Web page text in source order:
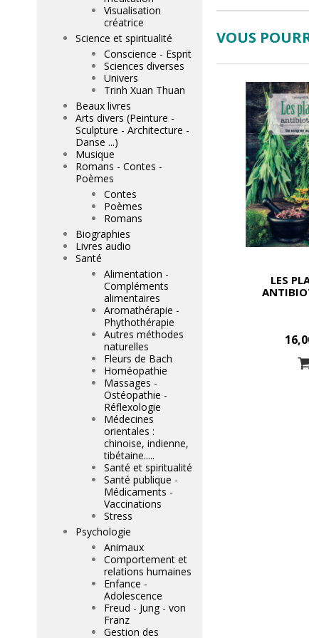
VOUS
LES
Visualisation
créatrice
Science et spiritualité
Conscience - Esprit
Sciences diverses
Univers
Trinh Xuan Thuan
Beaux livres
Arts divers (Peinture -
Sculpture - Architecture -
Danse ...)
Musique
Romans - Contes -
Poèmes
Contes
Poèmes
Romans
Biographies
Livres audio
Santé
Alimentation -
Compléments
alimentaires
Aromathérapie -
Phythothérapie
Autres méthodes
naturelles
Fleurs de Bach
Homéopathie
Massages -
Ostéopathie -
Réflexologie
Médecines
orientales :
chinoise, indienne,
tibétaine.....
Santé et spiritualité
Santé publique -
Médicaments -
Vaccinations
Stress
Psychologie
Animaux
Comportement et
relations humaines
Enfance -
Adolescence
Freud - Jung - von
Franz
Gestion des